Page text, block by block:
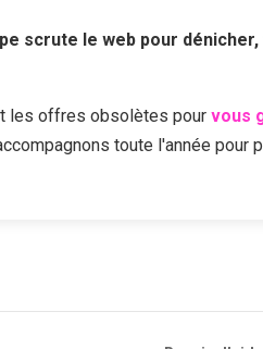
scrute le web pour
les offres obsolètes pour vous
toute l'année pour